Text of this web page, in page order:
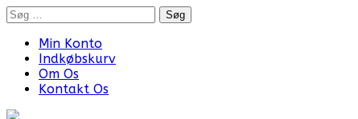
Skip
to
content
Søg
efter:
Min Konto
Indkøbskurv
Om Os
Kontakt Os